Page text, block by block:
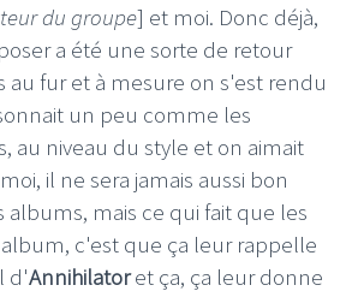
du groupe] et moi. Donc déjà,
a été une sorte de retour
au fur et à mesure on s'est rendu
un peu comme les
au niveau du style et on aimait
il ne sera jamais aussi bon
albums, mais ce qui fait que les
c'est que ça leur rappelle
d'Annihilatoret ça, ça leur donne